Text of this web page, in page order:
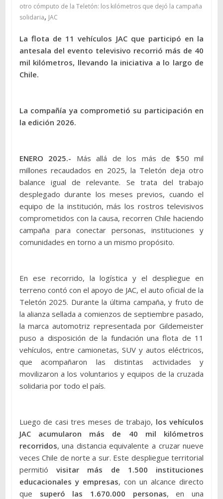
otro cómputo de la Teletón: los kilómetros que dejó la campaña
solidaria, JAC
La flota de 11 vehículos JAC que participó en la
antesala del evento televisivo recorrió más de 40
mil kilómetros, llevando la iniciativa a lo largo de
Chile.
La compañía ya comprometió su participación en
la edición 2026.
ENERO 2025.- Más allá de los más de $50 mil
millones recaudados en 2025, la Teletón deja otro
balance igual de relevante. Se trata del trabajo
desplegado durante los meses previos, cuando el
equipo de la institución, más los rostros televisivos
comprometidos con la causa, recorren Chile haciendo
campaña para conectar personas, instituciones y
comunidades en torno a un mismo propósito.
En ese recorrido, la logística y el despliegue en
terreno contó con el apoyo de JAC, el auto oficial de la
Teletón 2025. Durante la última campaña, y fruto de
la alianza sellada a comienzos de septiembre pasado,
la marca automotriz representada por Gildemeister
puso a disposición de la fundación una flota de 11
vehículos, entre camionetas, SUV y autos eléctricos,
que acompañaron las distintas actividades y
movilizaron a los voluntarios y equipos de la cruzada
solidaria por todo el país.
Luego de casi tres meses de trabajo, los vehículos
JAC acumularon más de 40 mil kilómetros
recorridos, una distancia equivalente a cruzar nueve
veces Chile de norte a sur. Este despliegue territorial
permitióvisitar más de 1.500 instituciones
educacionales y empresas, con un alcance directo
que superó las 1.670.000 personas, en una